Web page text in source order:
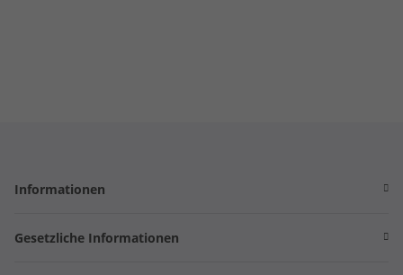
Informationen
Gesetzliche Informationen